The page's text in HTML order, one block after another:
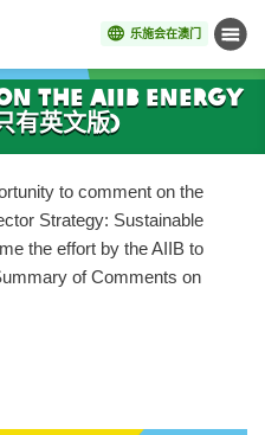
乐施会在澳门 菜单
the AIIB Energy
英文版)
to comment on the
Strategy: Sustainable
the effort by the AIIB to
of Comments on